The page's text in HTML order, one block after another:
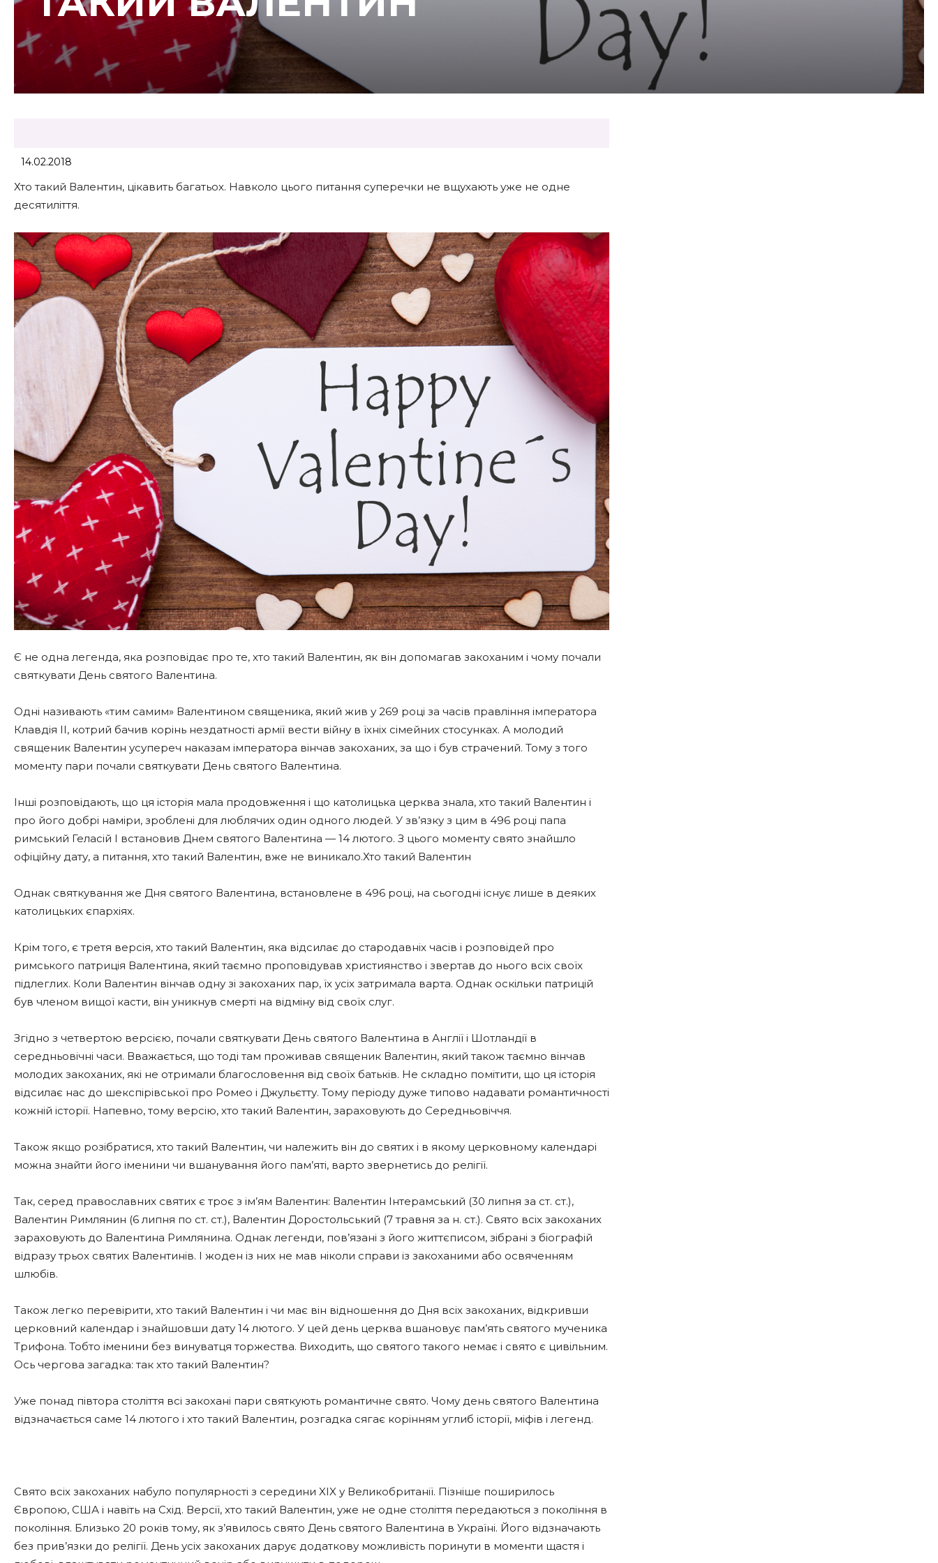
14.02.2018
Хто такий Валентин, цікавить багатьох. Навколо цього питання суперечки не вщухають уже не одне
десятиліття.
Є не одна легенда, яка розповідає про те, хто такий Валентин, як він допомагав закоханим і чому почали
святкувати День святого Валентина.
Одні називають «тим самим» Валентином священика, який жив у 269 році за часів правління імператора
Клавдія II, котрий бачив корінь нездатності армії вести війну в їхніх сімейних стосунках. А молодий
священик Валентин усупереч наказам імператора вінчав закоханих, за що і був страчений. Тому з того
моменту пари почали святкувати День святого Валентина.
Інші розповідають, що ця історія мала продовження і що католицька церква знала, хто такий Валентин і
про його добрі наміри, зроблені для люблячих один одного людей. У зв’язку з цим в 496 році папа
римський Геласій I встановив Днем святого Валентина — 14 лютого. З цього моменту свято знайшло
офіційну дату, а питання, хто такий Валентин, вже не виникало.Хто такий Валентин
Однак святкування же Дня святого Валентина, встановлене в 496 році, на сьогодні існує лише в деяких
католицьких єпархіях.
Крім того, є третя версія, хто такий Валентин, яка відсилає до стародавніх часів і розповідей про
римського патриція Валентина, який таємно проповідував християнство і звертав до нього всіх своїх
підлеглих. Коли Валентин вінчав одну зі закоханих пар, їх усіх затримала варта. Однак оскільки патрицій
був членом вищої касти, він уникнув смерті на відміну від своїх слуг.
Згідно з четвертою версією, почали святкувати День святого Валентина в Англії і Шотландії в
середньовічні часи. Вважається, що тоді там проживав священик Валентин, який також таємно вінчав
молодих закоханих, які не отримали благословення від своїх батьків. Не складно помітити, що ця історія
відсилає нас до шекспірівської про Ромео і Джульєтту. Тому періоду дуже типово надавати романтичності
кожній історії. Напевно, тому версію, хто такий Валентин, зараховують до Середньовіччя.
Також якщо розібратися, хто такий Валентин, чи належить він до святих і в якому церковному календарі
можна знайти його іменини чи вшанування його пам’яті, варто звернетись до релігії.
Так, серед православних святих є троє з ім’ям Валентин: Валентин Інтерамський (30 липня за ст. ст.),
Валентин Римлянин (6 липня по ст. ст.), Валентин Доростольський (7 травня за н. ст.). Свято всіх закоханих
зараховують до Валентина Римлянина. Однак легенди, пов’язані з його життєписом, зібрані з біографій
відразу трьох святих Валентинів. І жоден із них не мав ніколи справи із закоханими або освяченням
шлюбів.
Також легко перевірити, хто такий Валентин і чи має він відношення до Дня всіх закоханих, відкривши
церковний календар і знайшовши дату 14 лютого. У цей день церква вшановує пам’ять святого мученика
Трифона. Тобто іменини без винуватця торжества. Виходить, що святого такого немає і свято є цивільним.
Ось чергова загадка: так хто такий Валентин?
Уже понад півтора століття всі закохані пари святкують романтичне свято. Чому день святого Валентина
відзначається саме 14 лютого і хто такий Валентин, розгадка сягає корінням углиб історії, міфів і легенд.
Свято всіх закоханих набуло популярності з середини XIX у Великобританії. Пізніше поширилось
Європою, США і навіть на Схід. Версії, хто такий Валентин, уже не одне століття передаються з покоління в
покоління. Близько 20 років тому, як з’явилось свято День святого Валентина в Україні. Його відзначають
без прив’язки до релігії. День усіх закоханих дарує додаткову можливість поринути в моменти щастя і